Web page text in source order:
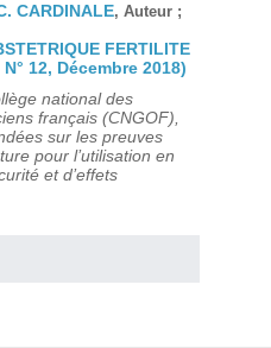
CARDINALE, Auteur ;
FERTILITE
12, Décembre 2018)
national des
français (CNGOF),
sur les preuves
pour l’utilisation en
et d’effets